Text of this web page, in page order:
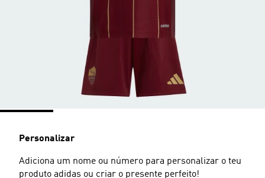
Personalizar
Adiciona um nome ou número para personalizar o teu
produto adidas ou criar o presente perfeito!